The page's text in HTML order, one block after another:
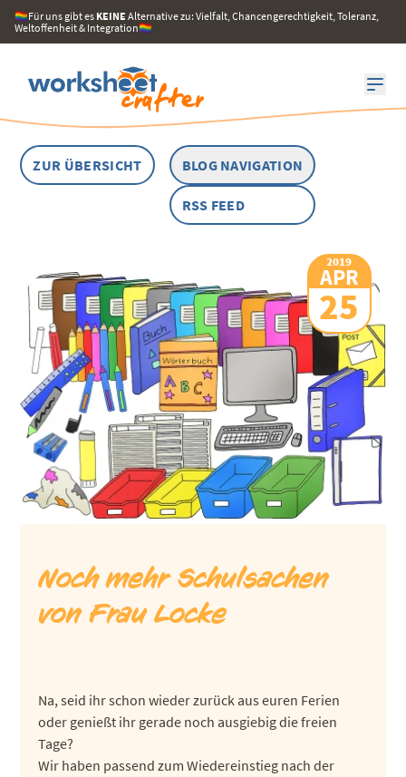
🏳️‍🌈Für uns gibt es KEINE Alternative zu: Vielfalt, Chancengerechtigkeit, Toleranz,
Weltoffenheit & Integration🏳️‍🌈
ZUR ÜBERSICHT BLOG NAVIGATION
RSS FEED
2019
APR
25
Noch mehr Schulsachen
von Frau Locke
Na, seid ihr schon wieder zurück aus euren Ferien
oder genießt ihr gerade noch ausgiebig die freien
Tage?
Wir haben passend zum Wiedereinstieg nach der